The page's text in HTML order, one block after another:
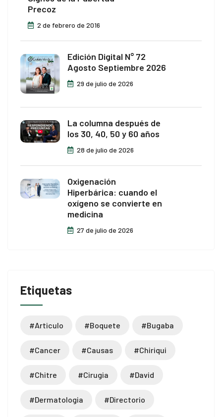
Precoz
2 de febrero de 2016
Edición Digital N° 72
Agosto Septiembre 2026
29 de julio de 2026
La columna después de
los 30, 40, 50 y 60 años
28 de julio de 2026
Oxigenación
Hiperbárica: cuando el
oxígeno se convierte en
medicina
27 de julio de 2026
Etiquetas
#articulo #boquete #bugaba
#cancer #causas #chiriqui
#chitre #cirugia #david
#dermatologia #directorio